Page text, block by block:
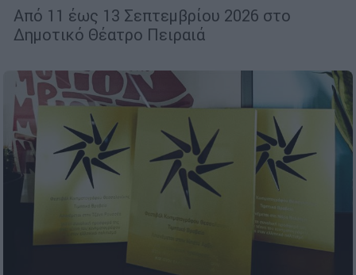
Από 11 έως 13 Σεπτεμβρίου 2026 στο
Δημοτικό Θέατρο Πειραιά